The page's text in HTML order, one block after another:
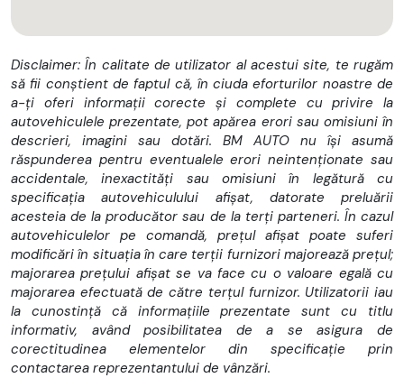
Disclaimer: În calitate de utilizator al acestui site, te rugăm
să fii conștient de faptul că, în ciuda eforturilor noastre de
a-ți oferi informații corecte și complete cu privire la
autovehiculele prezentate, pot apărea erori sau omisiuni în
descrieri, imagini sau dotări. BM AUTO nu își asumă
răspunderea pentru eventualele erori neintenționate sau
accidentale, inexactități sau omisiuni în legătură cu
specificația autovehiculului afișat, datorate preluării
acesteia de la producător sau de la terți parteneri. În cazul
autovehiculelor pe comandă, prețul afișat poate suferi
modificări în situația în care terții furnizori majorează prețul;
majorarea prețului afișat se va face cu o valoare egală cu
majorarea efectuată de către terțul furnizor. Utilizatorii iau
la cunostință că informațiile prezentate sunt cu titlu
informativ, având posibilitatea de a se asigura de
corectitudinea elementelor din specificație prin
contactarea reprezentantului de vânzări.